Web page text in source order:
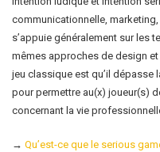
communicationnelle,
s’appuie généralement sur les
mêmes approches de design
jeu classique est qu’il dépasse
pour permettre au(x) joueur(s)
concernant la vie
→ Qu’est-ce que le serious